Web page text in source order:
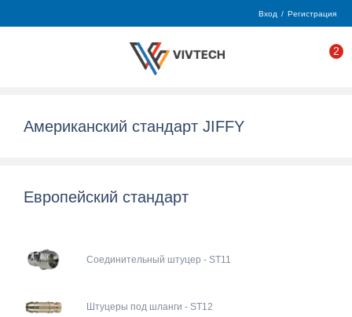
Вход / Регистрация
2
Американский стандарт JIFFY
Европейский стандарт
Соединительный штуцер - ST11
Штуцеры под шланги - ST12